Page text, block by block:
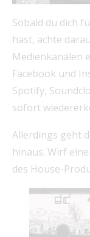
Sobald du dich
hast, achte
Medienkanälen
Facebook und
Spotify,
sofort
Allerdings geht
hinaus. Wirf
des House-